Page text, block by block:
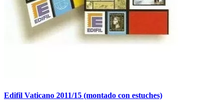
Edifil Vaticano 2011/15 (montado con estuches)